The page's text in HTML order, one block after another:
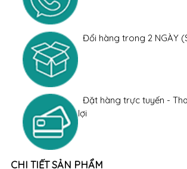
Đổi hàng trong 2 NGÀY
Đặt hàng trực tuyến -
lợi
CHI TIẾT SẢN PHẨM